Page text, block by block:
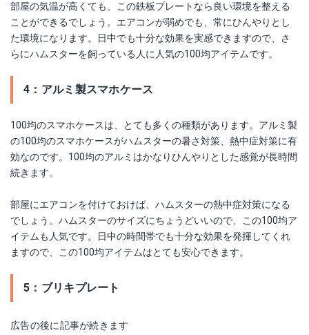
部屋の気温が高くても、この鉄板プレートなら良い環境を整える
ことができるでしょう。エアコンが弱めでも、常にひんやりとし
た環境になります。日中でも十分な効果を実感できますので、さ
らにハムスターを飼っている人に人気の100均アイテムです。
4：アルミ製スマホケース
100均のスマホケースは、とても多くの種類があります。アルミ製
の100均のスマホケースがハムスターの暑さ対策、熱中症対策に有
効なのです。100均のアルミはかなりひんやりとした感覚が長時間
続きます。
部屋にエアコンを付けておけば、ハムスターの熱中症対策になる
でしょう。ハムスターのサイズにちょうどいいので、この100均ア
イテムも人気です。日中の時間帯でも十分な効果を発揮してくれ
ますので、この100均アイテムはとても安心できます。
5：ブリキプレート
広告の後に記事が続きます